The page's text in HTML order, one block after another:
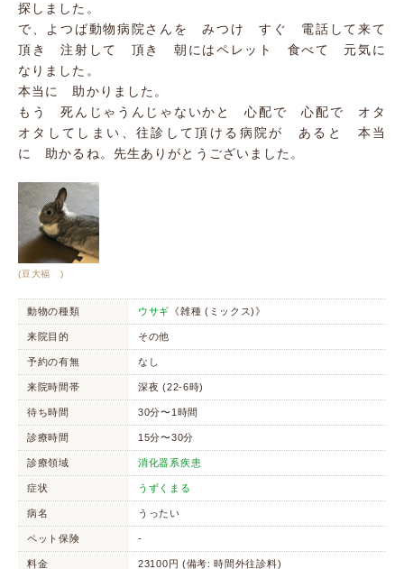
探しました。
で、よつば動物病院さんを みつけ すぐ 電話して来て
頂き 注射して 頂き 朝にはペレット 食べて 元気に
なりました。
本当に 助かりました。
もう 死んじゃうんじゃないかと 心配で 心配で オタ
オタしてしまい、往診して頂ける病院が あると 本当
に 助かるね。先生ありがとうございました。
(豆大福 )
動物の種類 ウサギ 《雑種 (ミックス)》
来院目的 その他
予約の有無 なし
来院時間帯 深夜 (22-6時)
待ち時間 30分〜1時間
診療時間 15分〜30分
診療領域 消化器系疾患
症状 うずくまる
病名 うったい
ペット保険 -
料金 23100円 (備考: 時間外往診料)